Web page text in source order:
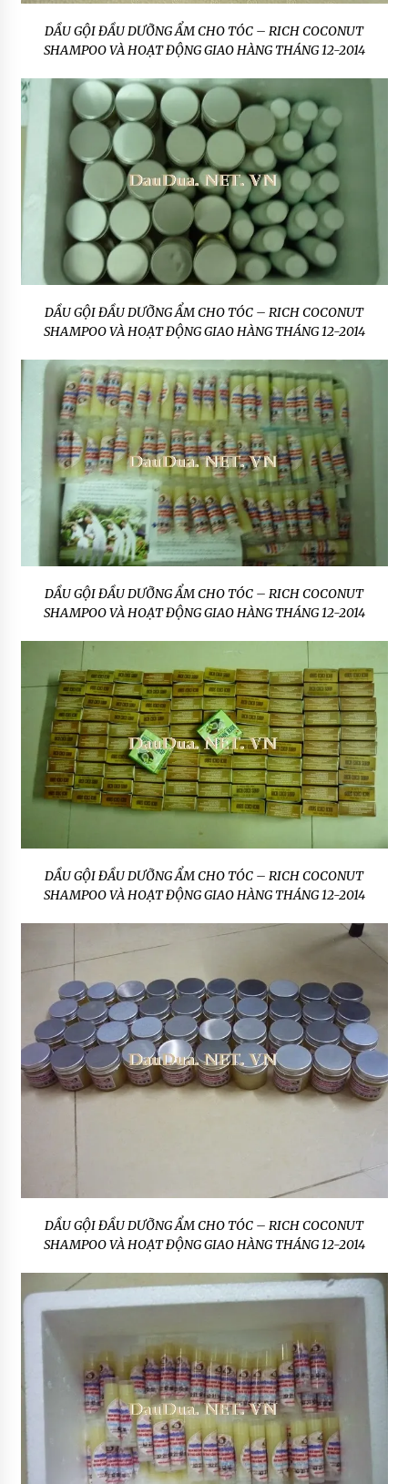
DẦU GỘI ĐẦU DƯỠNG ẨM CHO TÓC – RICH COCONUT
SHAMPOO VÀ HOẠT ĐỘNG GIAO HÀNG THÁNG 12-2014
DẦU GỘI ĐẦU DƯỠNG ẨM CHO TÓC – RICH COCONUT
SHAMPOO VÀ HOẠT ĐỘNG GIAO HÀNG THÁNG 12-2014
DẦU GỘI ĐẦU DƯỠNG ẨM CHO TÓC – RICH COCONUT
SHAMPOO VÀ HOẠT ĐỘNG GIAO HÀNG THÁNG 12-2014
DẦU GỘI ĐẦU DƯỠNG ẨM CHO TÓC – RICH COCONUT
SHAMPOO VÀ HOẠT ĐỘNG GIAO HÀNG THÁNG 12-2014
DẦU GỘI ĐẦU DƯỠNG ẨM CHO TÓC – RICH COCONUT
SHAMPOO VÀ HOẠT ĐỘNG GIAO HÀNG THÁNG 12-2014